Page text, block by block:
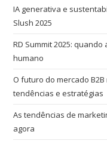
IA generativa e
Slush 2025
RD Summit 2025:
humano
O futuro do mercado
tendências e estratégias
As tendências de
agora